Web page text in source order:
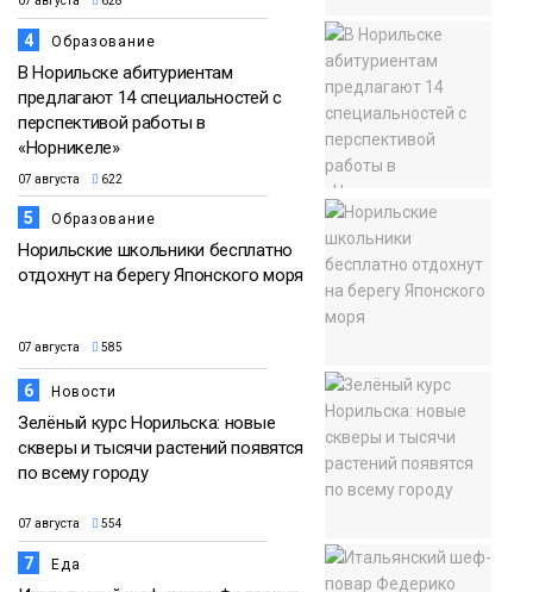
4 Образование
В Норильске абитуриентам
предлагают 14 специальностей с
перспективой работы в
«Норникеле»
07 августа 622
5 Образование
Норильские школьники бесплатно
отдохнут на берегу Японского моря
07 августа 585
6 Новости
Зелёный курс Норильска: новые
скверы и тысячи растений появятся
по всему городу
07 августа 554
7 Еда